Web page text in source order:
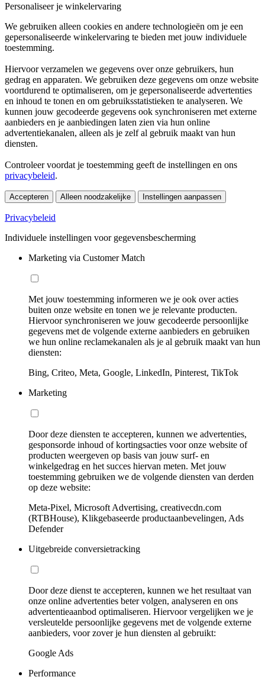
Personaliseer je winkelervaring
We gebruiken alleen cookies en andere technologieën om je een
gepersonaliseerde winkelervaring te bieden met jouw individuele
toestemming.
Hiervoor verzamelen we gegevens over onze gebruikers, hun
gedrag en apparaten. We gebruiken deze gegevens om onze website
voortdurend te optimaliseren, om je gepersonaliseerde advertenties
en inhoud te tonen en om gebruiksstatistieken te analyseren. We
kunnen jouw gecodeerde gegevens ook synchroniseren met externe
aanbieders en je aanbiedingen laten zien via hun online
advertentiekanalen, alleen als je zelf al gebruik maakt van hun
diensten.
Controleer voordat je toestemming geeft de instellingen en ons
privacybeleid.
Accepteren Alleen noodzakelijke Instellingen aanpassen
Privacybeleid
Individuele instellingen voor gegevensbescherming
Marketing via Customer Match
Met jouw toestemming informeren we je ook over acties
buiten onze website en tonen we je relevante producten.
Hiervoor synchroniseren we jouw gecodeerde persoonlijke
gegevens met de volgende externe aanbieders en gebruiken
we hun online reclamekanalen als je al gebruik maakt van hun
diensten:
Bing, Criteo, Meta, Google, LinkedIn, Pinterest, TikTok
Marketing
Door deze diensten te accepteren, kunnen we advertenties,
gesponsorde inhoud of kortingsacties voor onze website of
producten weergeven op basis van jouw surf- en
winkelgedrag en het succes hiervan meten. Met jouw
toestemming gebruiken we de volgende diensten van derden
op deze website:
Meta-Pixel, Microsoft Advertising, creativecdn.com
(RTBHouse), Klikgebaseerde productaanbevelingen, Ads
Defender
Uitgebreide conversietracking
Door deze dienst te accepteren, kunnen we het resultaat van
onze online advertenties beter volgen, analyseren en ons
advertentieaanbod optimaliseren. Hiervoor vergelijken we je
versleutelde persoonlijke gegevens met de volgende externe
aanbieders, voor zover je hun diensten al gebruikt:
Google Ads
Performance